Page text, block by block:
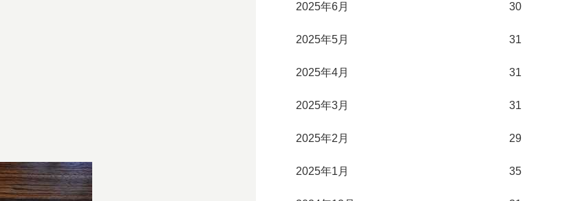
2025年6月 30
2025年5月 31
2025年4月 31
2025年3月 31
2025年2月 29
2025年1月 35